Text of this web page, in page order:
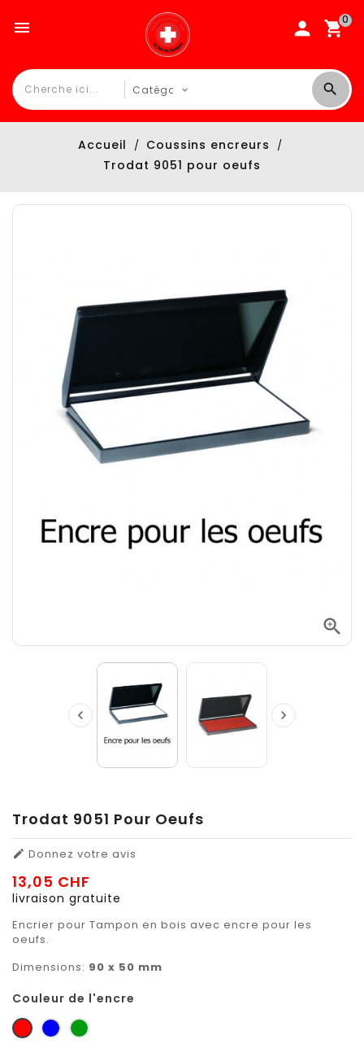
0

Accueil
Coussins encreurs
Trodat 9051 pour oeufs

 
Trodat 9051 Pour Oeufs
 Donnez votre avis
13,05 CHF
livraison gratuite
Encrier pour Tampon en bois avec encre pour les
oeufs.
Dimensions: 90 x 50 mm
Couleur de l'encre
rougebleuvert